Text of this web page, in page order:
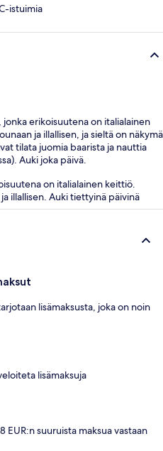
istuimia
jonka erikoisuutena on italialainen
ja illallisen, ja sieltä on näkymä
tilata juomia baarista ja nauttia
Auki joka päivä.
on italialainen keittiö.
illallisen. Auki tiettyinä päivinä
lisämaksusta, joka on noin
lisämaksuja
EUR:n suuruista maksua vastaan